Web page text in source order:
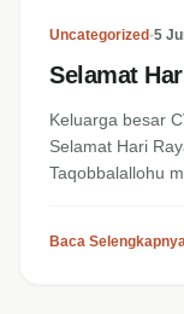
Uncategorized•5
Selamat
Keluarga besar
Selamat Hari
Taqobbalallohu
Baca